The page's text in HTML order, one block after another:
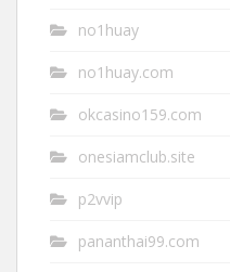
no1huay
no1huay.com
okcasino159.com
onesiamclub.site
p2vvip
pananthai99.com